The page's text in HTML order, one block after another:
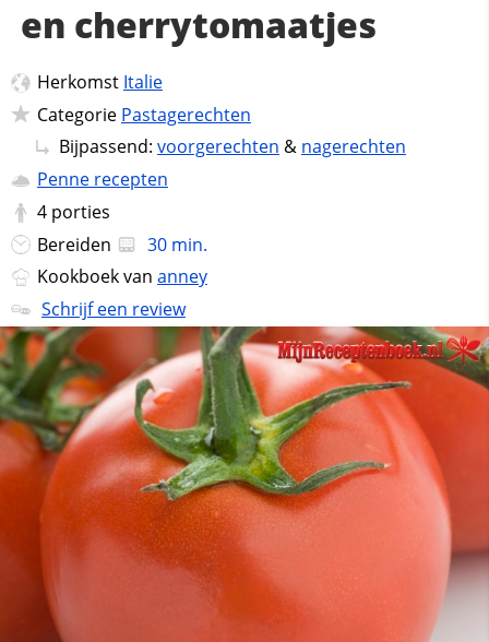
en cherrytomaatjes
Herkomst Italie
Categorie Pastagerechten
Bijpassend: voorgerechten & nagerechten
Penne recepten
4 porties
Bereiden
30 min.
Kookboek van anney
Schrijf een review